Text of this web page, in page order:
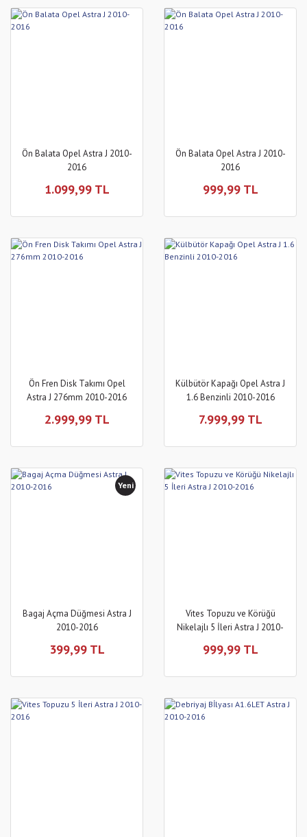
Ön Balata Opel Astra J 2010-
2016
1.099,99 TL
Ön Balata Opel Astra J 2010-
2016
999,99 TL
Ön Fren Disk Takımı Opel
Astra J 276mm 2010-2016
2.999,99 TL
Külbütör Kapağı Opel Astra J
1.6 Benzinli 2010-2016
7.999,99 TL
Yeni
Bagaj Açma Düğmesi Astra J
2010-2016
399,99 TL
Vites Topuzu ve Körüğü
Nikelajlı 5 İleri Astra J 2010-
999,99 TL